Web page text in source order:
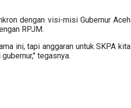
dengan visi-misi Gubernur Aceh
RPJM.
ini, tapi anggaran untuk SKPA kita
tegasnya.